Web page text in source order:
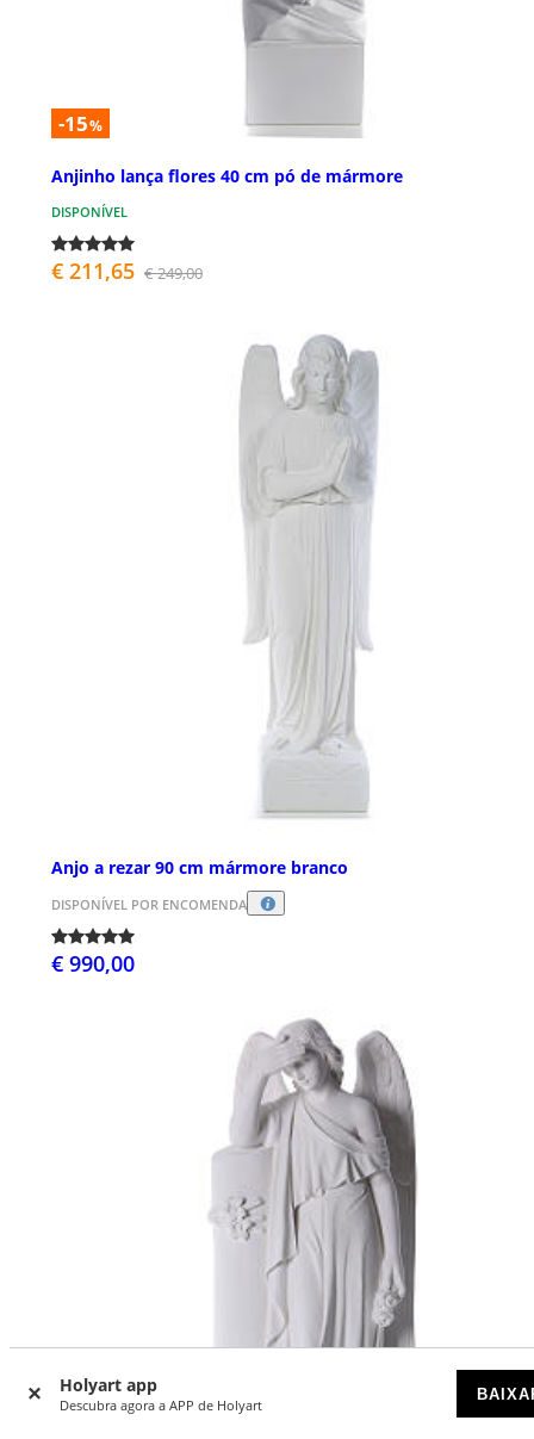
Holyart app
Descubra agora a APP de Holyart
-15%
Anjinho lança flores 40 cm pó de mármore
DISPONÍVEL
€ 211,65 € 249,00
Anjo a rezar 90 cm mármore branco
DISPONÍVEL POR ENCOMENDA
€ 990,00